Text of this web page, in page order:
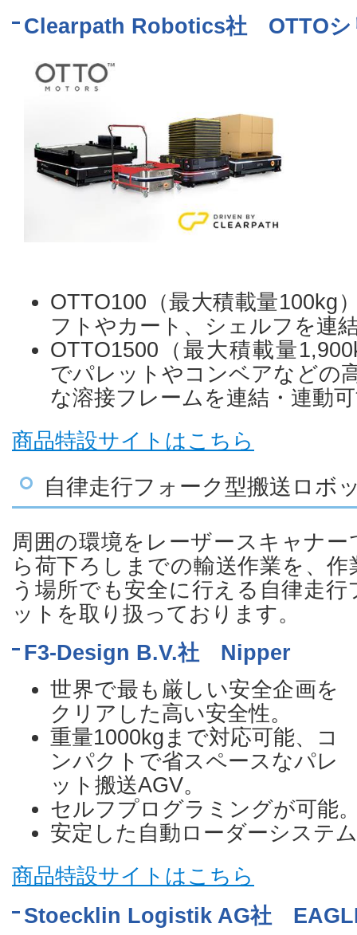
Clearpath Robotics社 OTTOシ
OTTO100（最大積載量100kg
フトやカート、シェルフを連
OTTO1500（最大積載量
でパレットやコンベアなどの
な溶接フレームを連結・連動
商品特設サイトはこちら
自律走行フォーク型搬送ロボ
周囲の環境をレーザースキャナ
ら荷下ろしまでの輸送作業を、
う場所でも安全に行える自律走
ットを取り扱っております。
F3-Design B.V.社 Nipper
世界で最も厳しい安全企画を
クリアした高い安全性。
重量1000kgまで対応可能、コ
ンパクトで省スペースなパレ
ット搬送AGV。
セルフプログラミングが可能
安定した自動ローダーシステ
商品特設サイトはこちら
Stoecklin Logistik AG社